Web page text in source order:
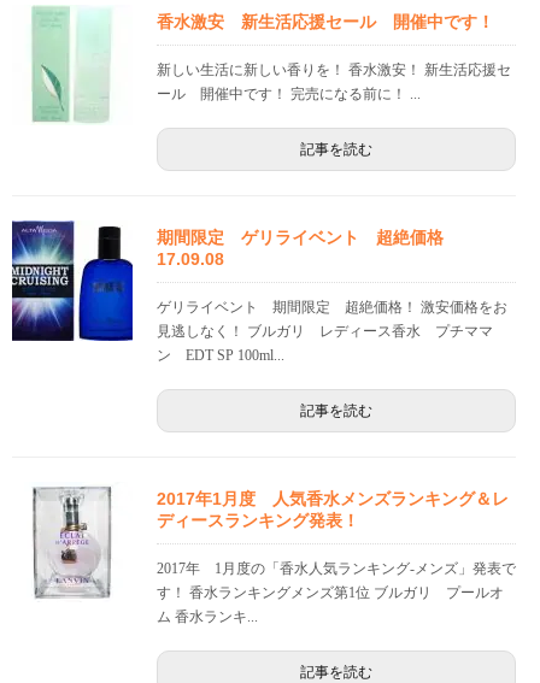
香水激安 新生活応援セール 開催中です！
新しい生活に新しい香りを！ 香水激安！ 新生活応援セ
ール 開催中です！ 完売になる前に！ ...
記事を読む
期間限定 ゲリライベント 超絶価格
17.09.08
ゲリライベント 期間限定 超絶価格！ 激安価格をお
見逃しなく！ ブルガリ レディース香水 プチママ
ン EDT SP 100ml...
記事を読む
2017年1月度 人気香水メンズランキング＆レ
ディースランキング発表！
2017年 1月度の「香水人気ランキング-メンズ」発表で
す！ 香水ランキングメンズ第1位 ブルガリ プールオ
ム 香水ランキ...
記事を読む